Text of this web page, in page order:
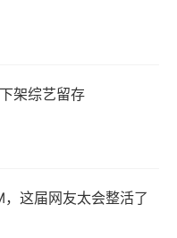
架综艺留存
这届网友太会整活了